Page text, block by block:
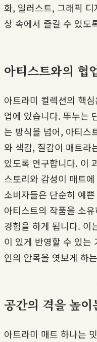
화, 일러스트, 그래픽
상 속에서 즐길 수 있도
아티스트와의 협
아트라미 컬렉션의 핵
업에 있습니다. 뚜누는
는 방식을 넘어, 아티스
와 색감, 질감이 매트라
있도록 연구합니다. 이
스토리와 감성이 매트
소비자들은 단순히 예
아티스트의 작품을 소
경험을 하게 됩니다. 이
이 있게 반영할 수 있는
인의 안목을 엿보게 하
공간의 격을 높
아트라미 매트 하나는